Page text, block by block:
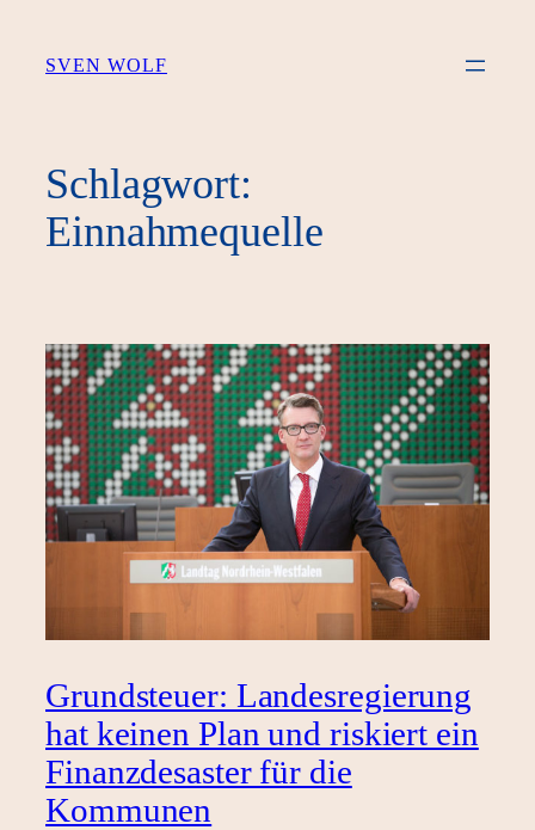
Inhalt
SVEN WOLF
Schlagwort:
Einnahmequelle
Grundsteuer: Landesregierung
hat keinen Plan und riskiert ein
Finanzdesaster für die
Kommunen